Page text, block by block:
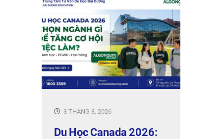
3 THÁNG 8, 2026
Du Học Canada 2026: